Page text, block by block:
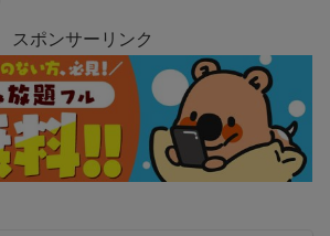
スポンサーリンク